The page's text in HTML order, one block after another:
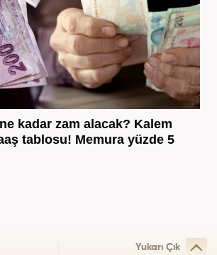
kadar zam alacak? Kalem
tablosu! Memura yüzde 5
Yukarı Çık